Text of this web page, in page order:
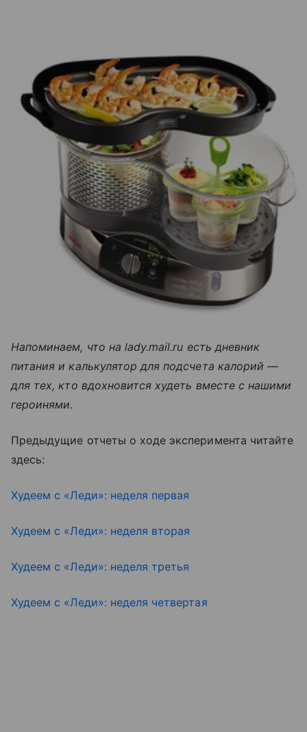
Напоминаем, что на lady.mail.ru есть дневник
питания и калькулятор для подсчета калорий —
для тех, кто вдохновится худеть вместе с нашими
героинями.
Предыдущие отчеты о ходе эксперимента читайте
здесь:
Худеем с «Леди»: неделя первая
Худеем с «Леди»: неделя вторая
Худеем с «Леди»: неделя третья
Худеем с «Леди»: неделя четвертая